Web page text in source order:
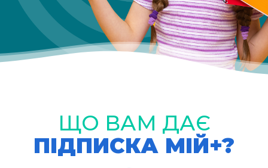
ЩО ВАМ ДАЄ
ПІДПИСКА МІЙ+?